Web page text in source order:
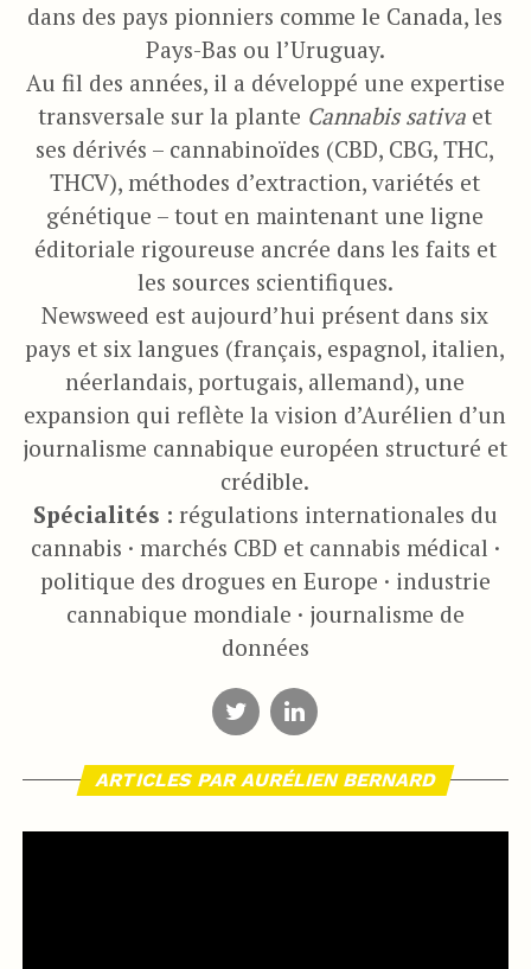
dans des pays pionniers comme le Canada, les
Pays-Bas ou l’Uruguay.
Au fil des années, il a développé une expertise
transversale sur la plante Cannabis sativa et
ses dérivés – cannabinoïdes (CBD, CBG, THC,
THCV), méthodes d’extraction, variétés et
génétique – tout en maintenant une ligne
éditoriale rigoureuse ancrée dans les faits et
les sources scientifiques.
Newsweed est aujourd’hui présent dans six
pays et six langues (français, espagnol, italien,
néerlandais, portugais, allemand), une
expansion qui reflète la vision d’Aurélien d’un
journalisme cannabique européen structuré et
crédible.
Spécialités : régulations internationales du
cannabis · marchés CBD et cannabis médical ·
politique des drogues en Europe · industrie
cannabique mondiale · journalisme de
données
ARTICLES PAR AURÉLIEN BERNARD